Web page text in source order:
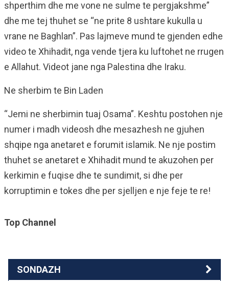
shperthim dhe me vone ne sulme te pergjakshme”
dhe me tej thuhet se “ne prite 8 ushtare kukulla u
vrane ne Baghlan”. Pas lajmeve mund te gjenden edhe
video te Xhihadit, nga vende tjera ku luftohet ne rrugen
e Allahut. Videot jane nga Palestina dhe Iraku.
Ne sherbim te Bin Laden
“Jemi ne sherbimin tuaj Osama”. Keshtu postohen nje
numer i madh videosh dhe mesazhesh ne gjuhen
shqipe nga anetaret e forumit islamik. Ne nje postim
thuhet se anetaret e Xhihadit mund te akuzohen per
kerkimin e fuqise dhe te sundimit, si dhe per
korruptimin e tokes dhe per sjelljen e nje feje te re!
Top Channel
SONDAZH